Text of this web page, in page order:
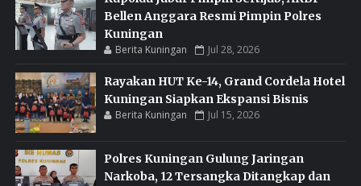
Bellen Anggara Resmi Pimpin Polres
Kuningan
Berita Kuningan Jul 28, 2026
Rayakan HUT Ke-14, Grand Cordela Hotel
Kuningan Siapkan Ekspansi Bisnis
Berita Kuningan Jul 15, 2026
Polres Kuningan Gulung Jaringan
Narkoba, 12 Tersangka Ditangkap dan